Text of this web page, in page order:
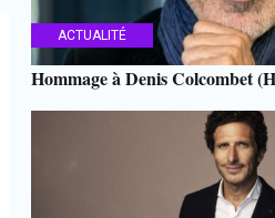
ACTUALITÉ
Hommage à Denis Colcombet